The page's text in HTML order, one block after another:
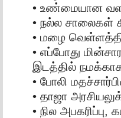
• உண்மையான
• நல்ல சாலைகள்
• மழை
• எப்போது
இடத்தில்
• போலி
• தாஜா
• நில அபகரிப்பு,